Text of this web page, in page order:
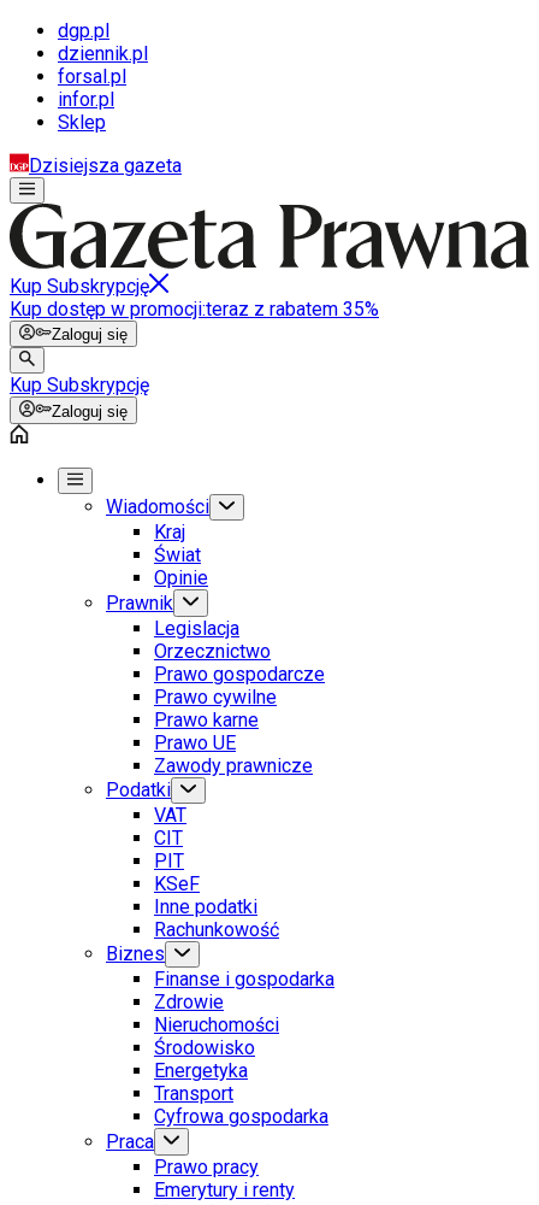
dgp.pl
dziennik.pl
forsal.pl
infor.pl
Sklep
Dzisiejsza gazeta
Kup Subskrypcję
Kup dostęp w promocji:teraz z rabatem 35%
Zaloguj się
Kup Subskrypcję
Zaloguj się
Wiadomości
Kraj
Świat
Opinie
Prawnik
Legislacja
Orzecznictwo
Prawo gospodarcze
Prawo cywilne
Prawo karne
Prawo UE
Zawody prawnicze
Podatki
VAT
CIT
PIT
KSeF
Inne podatki
Rachunkowość
Biznes
Finanse i gospodarka
Zdrowie
Nieruchomości
Środowisko
Energetyka
Transport
Cyfrowa gospodarka
Praca
Prawo pracy
Emerytury i renty